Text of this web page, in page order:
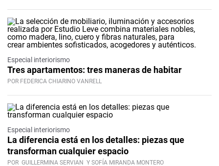
Especial interiorismo
Tres apartamentos: tres maneras de habitar
POR FEDERICA CHIARINO VANRELL
Especial interiorismo
La diferencia está en los detalles: piezas que
transforman cualquier espacio
POR GUILLERMINA SERVIAN Y SOFÍA MIRANDA MONTERO